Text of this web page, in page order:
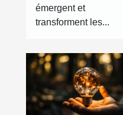
émergent et
transforment les...